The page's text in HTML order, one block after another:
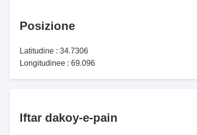
Posizione
Latitudine : 34.7306
Longitudinee : 69.096
Iftar dakoy-e-pain